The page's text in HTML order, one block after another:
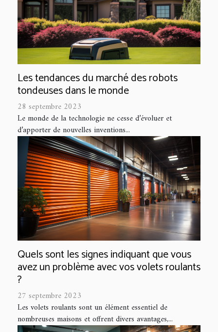
Les tendances du marché des robots
tondeuses dans le monde
28 septembre 2023
Le monde de la technologie ne cesse d’évoluer et
d’apporter de nouvelles inventions...
Quels sont les signes indiquant que vous
avez un problème avec vos volets roulants
?
27 septembre 2023
Les volets roulants sont un élément essentiel de
nombreuses maisons et offrent divers avantages,...